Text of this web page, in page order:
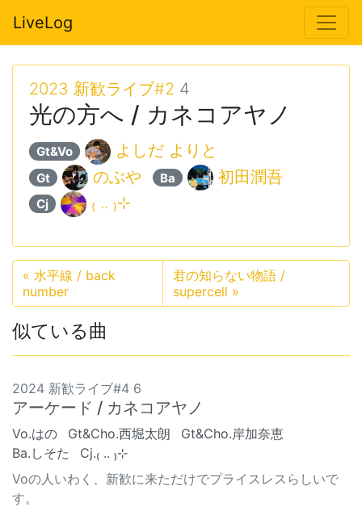
LiveLog
2023 新歓ライブ#2 4
光の方へ / カネコアヤノ
Gt&Vo よしだ よりと
Gt のぶや Ba 初田潤吾
Cj ₍ .. ₎⊹
« 水平線 / back
number
君の知らない物語 /
supercell »
似ている曲
2024 新歓ライブ#4 6
アーケード / カネコアヤノ
Vo.はの Gt&Cho.西堀太朗
Gt&Cho.岸加奈恵
Ba.しそた
Cj.₍ .. ₎⊹
Voの人いわく、新歓に来ただけでプライスレスらしいで
す。